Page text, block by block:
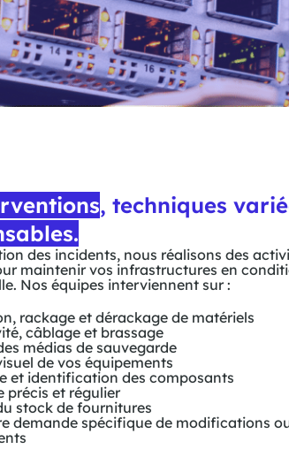
, techniques
des incidents, nous réalisons des
maintenir vos infrastructures en
Nos équipes interviennent sur :
rackage et dérackage de matériels
câblage et brassage
médias de sauvegarde
de vos équipements
et identification des composants
précis et régulier
stock de fournitures
demande spécifique de modifications